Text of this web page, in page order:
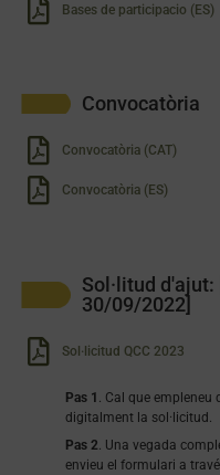
Bases de participacio (ES)
Convocatòria
Convocatòria (CAT)
Convocatòria (ES)
Sol·litud
30/09/2022]
Sol·licitud QCC 2023
Pas 1 . Cal que empleneu
digitalment la sol·licitud.
Pas 2. Una vegada
envieu el formulari a